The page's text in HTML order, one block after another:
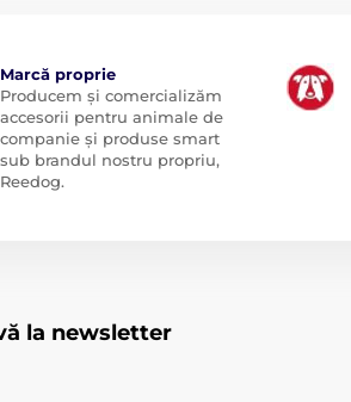
Marcă proprie
Producem și comercializăm
accesorii pentru animale de
companie și produse smart
sub brandul nostru propriu,
Reedog.
la newsletter